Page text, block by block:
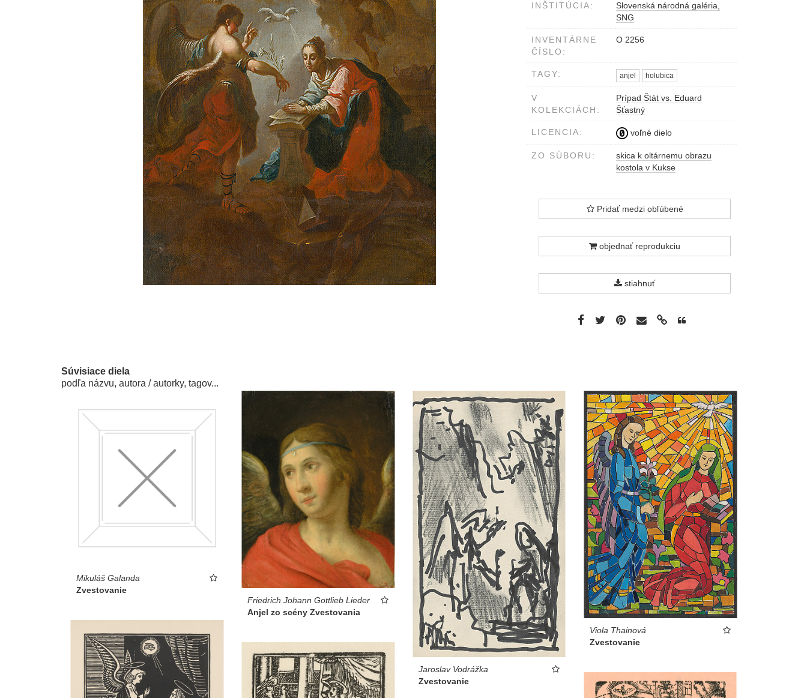
INŠTITÚCIA:
Slovenská národná galéria,
SNG
INVENTÁRNE
ČÍSLO:
O 2256
TAGY: anjel holubica
V
KOLEKCIÁCH:
Prípad Štát vs. Eduard
Šťastný
LICENCIA: voľné dielo
ZO SÚBORU:
skica k oltárnemu obrazu
kostola v Kukse
Pridať medzi obľúbené
objednať reprodukciu
stiahnuť
Súvisiace diela
podľa názvu, autora / autorky, tagov...
Mikuláš Galanda
Zvestovanie
Friedrich Johann Gottlieb Lieder
Anjel zo scény Zvestovania
Jaroslav Vodrážka
Zvestovanie
Viola Thainová
Zvestovanie